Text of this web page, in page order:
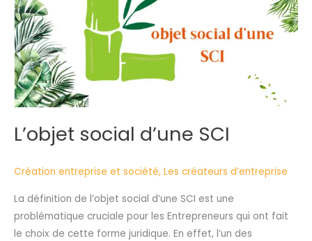
L’objet social d’une SCI
Création entreprise et société, Les créateurs d’entreprise
La définition de l’objet social d’une SCI est une
problématique cruciale pour les Entrepreneurs qui ont fait
le choix de cette forme juridique. En effet, l’un des